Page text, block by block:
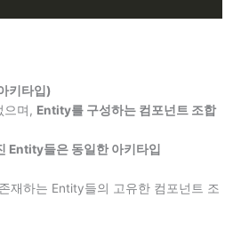
키타입)
으며, Entity를 구성하는 컴포넌트 조합
Entity들은 동일한 아키타입
재하는 Entity들의 고유한 컴포넌트 조